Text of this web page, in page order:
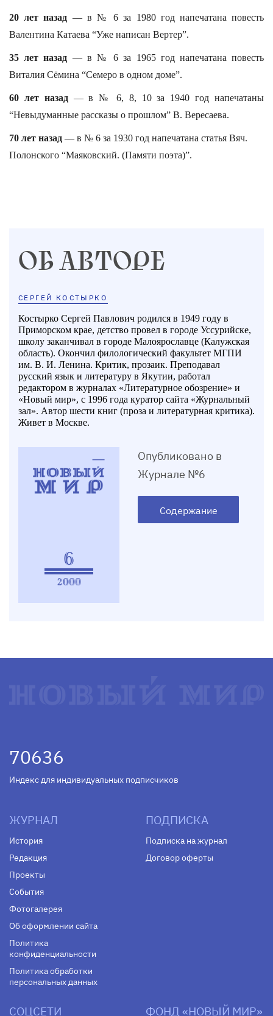
20 лет назад — в № 6 за 1980 год напечатана повесть
Валентина Катаева “Уже написан Вертер”.
35 лет назад — в № 6 за 1965 год напечатана повесть
Виталия Сёмина “Семеро в одном доме”.
60 лет назад— в № 6, 8, 10 за 1940 год напечатаны
“Невыдуманные рассказы о прошлом” В. Вересаева.
70 лет назад — в № 6 за 1930 год напечатана статья Вяч.
Полонского “Маяковский. (Памяти поэта)”.
ОБ АВТОРЕ
СЕРГЕЙ КОСТЫРКО
Костырко Сергей Павлович родился в 1949 году в
Приморском крае, детство провел в городе Уссурийске,
школу заканчивал в городе Малоярославце (Калужская
область). Окончил филологический факультет МГПИ
им. В. И. Ленина. Критик, прозаик. Преподавал
русский язык и литературу в Якутии, работал
редактором в журналах «Литературное обозрение» и
«Новый мир», с 1996 года куратор сайта «Журнальный
зал». Автор шести книг (проза и литературная критика).
Живет в Москве.
6
2000
Опубликовано в
Журнале №6
Содержание
70636
Индекс для индивидуальных подписчиков
ЖУРНАЛ
История
Редакция
Проекты
События
Фотогалерея
Об оформлении сайта
Политика
конфиденциальности
Политика обработки
персональных данных
ПОДПИСКА
Подписка на журнал
Договор оферты
СОЦСЕТИ ФОНД «НОВЫЙ МИР»